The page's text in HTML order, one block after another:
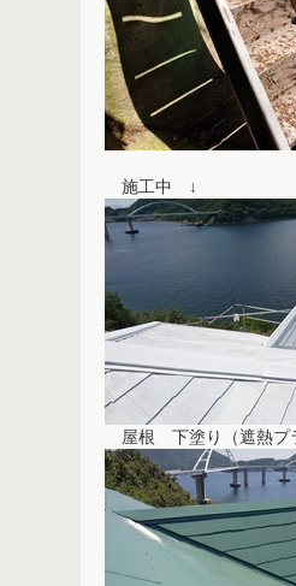
施工中 ↓
屋根 下塗り（遮熱プ